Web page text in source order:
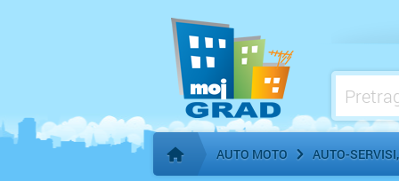
Početna stranica
AUTO MOTO AUTO-